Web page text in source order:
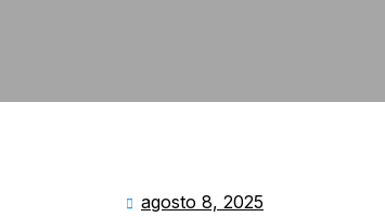
agosto 8, 2025